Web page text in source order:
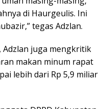
di Haurgeulis. Ini
tegas Adzlan.
juga mengkritik
makan minum rapat
lebih dari Rp 5,9 miliar